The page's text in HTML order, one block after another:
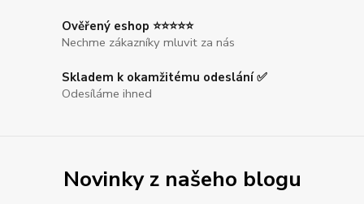
Ověřený eshop ⭐⭐⭐⭐⭐
Nechme zákazníky mluvit za nás
Skladem k okamžitému odeslání ✅
Odesíláme ihned
Novinky z našeho blogu